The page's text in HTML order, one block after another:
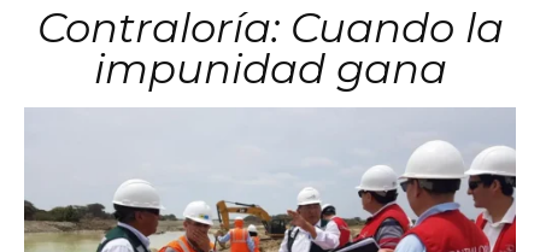
Contraloría: Cuando la
impunidad gana